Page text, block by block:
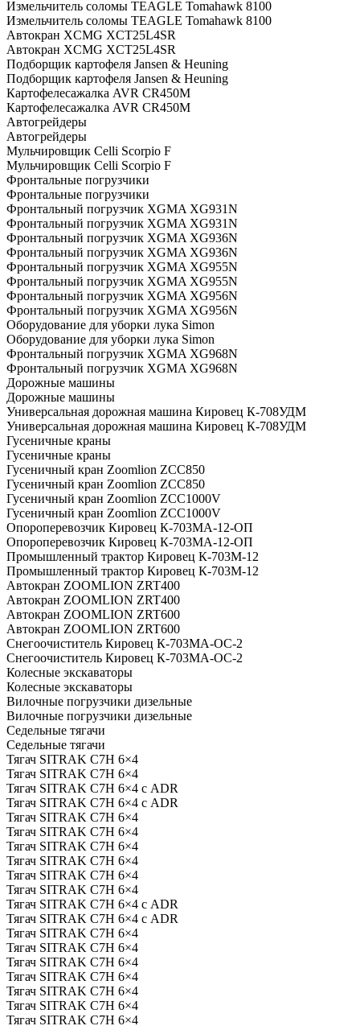
Измельчитель соломы TEAGLE Tomahawk 8100
Измельчитель соломы TEAGLE Tomahawk 8100
Автокран XCMG XCT25L4SR
Автокран XCMG XCT25L4SR
Подборщик картофеля Jansen & Heuning
Подборщик картофеля Jansen & Heuning
Картофелесажалка AVR CR450M
Картофелесажалка AVR CR450M
Автогрейдеры
Автогрейдеры
Мульчировщик Celli Scorpio F
Мульчировщик Celli Scorpio F
Фронтальные погрузчики
Фронтальные погрузчики
Фронтальный погрузчик XGMA XG931N
Фронтальный погрузчик XGMA XG931N
Фронтальный погрузчик XGMA XG936N
Фронтальный погрузчик XGMA XG936N
Фронтальный погрузчик XGMA XG955N
Фронтальный погрузчик XGMA XG955N
Фронтальный погрузчик XGMA XG956N
Фронтальный погрузчик XGMA XG956N
Оборудование для уборки лука Simon
Оборудование для уборки лука Simon
Фронтальный погрузчик XGMA XG968N
Фронтальный погрузчик XGMA XG968N
Дорожные машины
Дорожные машины
Универсальная дорожная машина Кировец К-708УДМ
Универсальная дорожная машина Кировец К-708УДМ
Гусеничные краны
Гусеничные краны
Гусеничный кран Zoomlion ZCC850
Гусеничный кран Zoomlion ZCC850
Гусеничный кран Zoomlion ZCC1000V
Гусеничный кран Zoomlion ZCC1000V
Опороперевозчик Кировец К-703МА-12-ОП
Опороперевозчик Кировец К-703МА-12-ОП
Промышленный трактор Кировец К-703М-12
Промышленный трактор Кировец К-703М-12
Автокран ZOOMLION ZRT400
Автокран ZOOMLION ZRT400
Автокран ZOOMLION ZRT600
Автокран ZOOMLION ZRT600
Снегоочиститель Кировец К-703МА-ОС-2
Снегоочиститель Кировец К-703МА-ОС-2
Колесные экскаваторы
Колесные экскаваторы
Вилочные погрузчики дизельные
Вилочные погрузчики дизельные
Седельные тягачи
Седельные тягачи
Тягач SITRAK C7H 6×4
Тягач SITRAK C7H 6×4
Тягач SITRAK C7H 6×4 с ADR
Тягач SITRAK C7H 6×4 с ADR
Тягач SITRAK C7H 6×4
Тягач SITRAK C7H 6×4
Тягач SITRAK C7H 6×4
Тягач SITRAK C7H 6×4
Тягач SITRAK C7H 6×4
Тягач SITRAK C7H 6×4
Тягач SITRAK C7H 6×4 с ADR
Тягач SITRAK C7H 6×4 с ADR
Тягач SITRAK C7H 6×4
Тягач SITRAK C7H 6×4
Тягач SITRAK C7H 6×4
Тягач SITRAK C7H 6×4
Тягач SITRAK C7H 6×4
Тягач SITRAK C7H 6×4
Тягач SITRAK C7H 6×4